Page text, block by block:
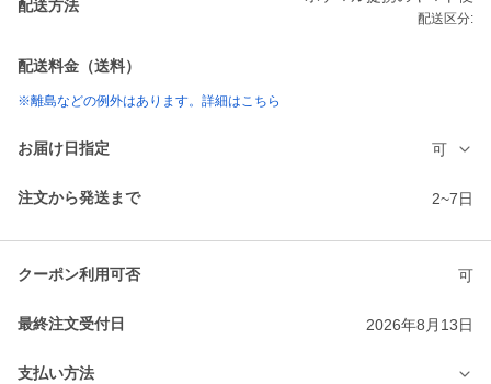
配送方法
配送区分:
配送料金（送料）
※離島などの例外はあります。詳細はこちら
お届け日指定 可
注文から発送まで 2~7日
クーポン利用可否 可
最終注文受付日 2026年8月13日
支払い方法